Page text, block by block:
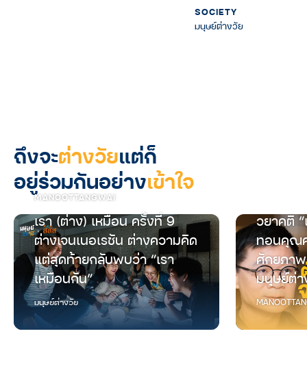
SOCIETY
มนุษย์ต่างวัย
ถึงจะต่างวัยแต่ก็
อยู่ร่วมกันอย่างเข้าใจ
MANOOTTANGWAI
เรา (ต่าง) เหมือน ครั้งที่ 9
ต่างเจนเนอเรชัน ต่างความคิด
แต่สุดท้ายกลับพบว่า “เรา
เหมือนกัน”
มนุษย์ต่างวัย
วยาคติ
ทอนคุณ
ศักยภา
มนุษย์ต่า